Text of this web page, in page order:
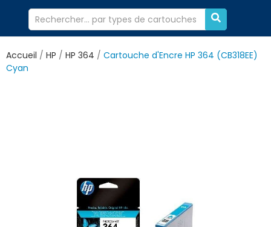
Accueil HP HP 364
Cartouche d'Encre HP 364 (CB318EE)
Cyan